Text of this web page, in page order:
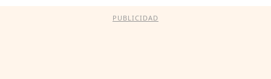
PUBLICIDAD